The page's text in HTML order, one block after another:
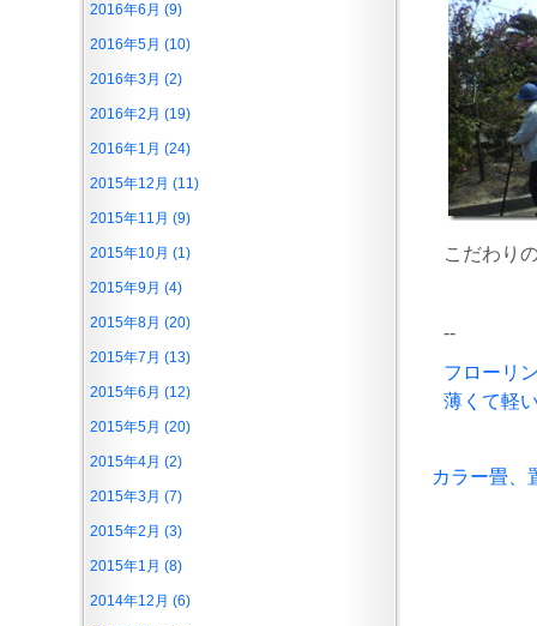
こだわり
--
フローリ
薄くて軽
カラー畳、
2016年6月 (9)
2016年5月 (10)
2016年3月 (2)
2016年2月 (19)
2016年1月 (24)
2015年12月 (11)
2015年11月 (9)
2015年10月 (1)
2015年9月 (4)
2015年8月 (20)
2015年7月 (13)
2015年6月 (12)
2015年5月 (20)
2015年4月 (2)
2015年3月 (7)
2015年2月 (3)
2015年1月 (8)
2014年12月 (6)